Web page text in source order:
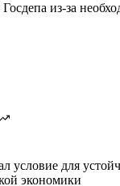
из-за
условие для
экономики